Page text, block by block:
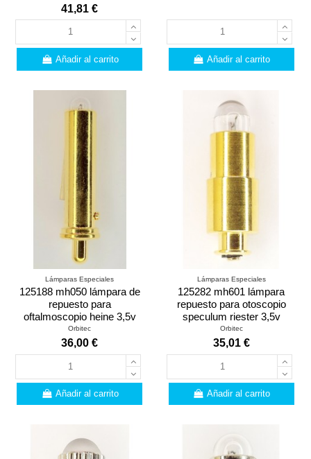
41,81 €
Añadir al carrito Añadir al carrito
Lámparas Especiales
125188 mh050 lámpara de
repuesto para
oftalmoscopio heine 3,5v
Orbitec
36,00 €
Añadir al carrito
Lámparas Especiales
125282 mh601 lámpara
repuesto para otoscopio
speculum riester 3,5v
Orbitec
35,01 €
Añadir al carrito